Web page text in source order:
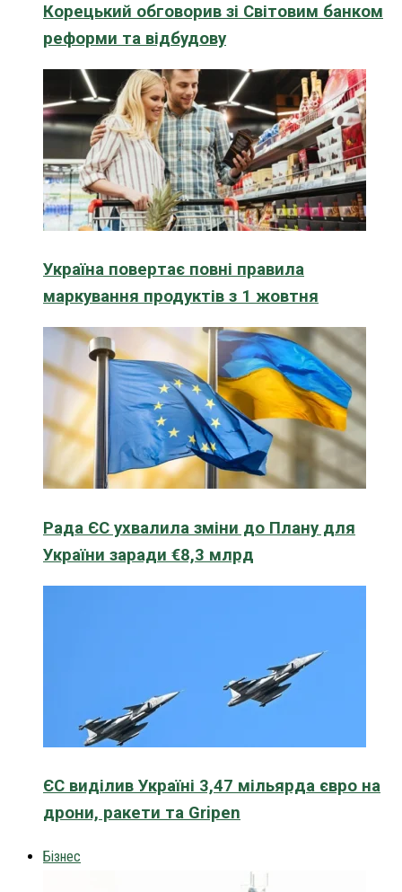
Корецький обговорив зі Світовим банком
реформи та відбудову
Україна повертає повні правила
маркування продуктів з 1 жовтня
Рада ЄС ухвалила зміни до Плану для
України заради €8,3 млрд
ЄС виділив Україні 3,47 мільярда євро на
дрони, ракети та Gripen
Бізнес